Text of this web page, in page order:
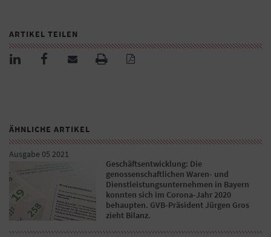
ARTIKEL TEILEN
ÄHNLICHE ARTIKEL
Ausgabe 05 2021
Geschäftsentwicklung: Die
genossenschaftlichen Waren- und
Dienstleistungsunternehmen in Bayern
konnten sich im Corona-Jahr 2020
behaupten. GVB-Präsident Jürgen Gros
zieht Bilanz.